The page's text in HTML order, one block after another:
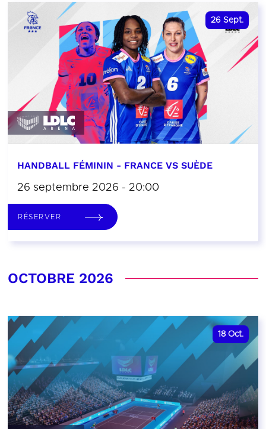
26 Sept.
HANDBALL FÉMININ - FRANCE VS SUÈDE
26 septembre 2026 - 20:00
RÉSERVER
OCTOBRE 2026
18 Oct.